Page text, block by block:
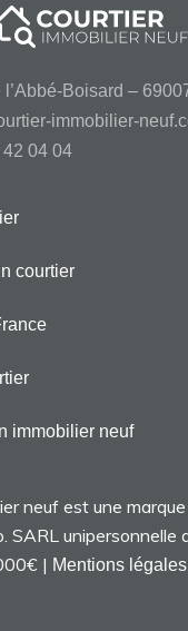
l’Abbé-Boisard –
immobilier-
04 04
courtier
immobilier neuf
neuf est une
SARL unipersonnelle
| Mentions légales